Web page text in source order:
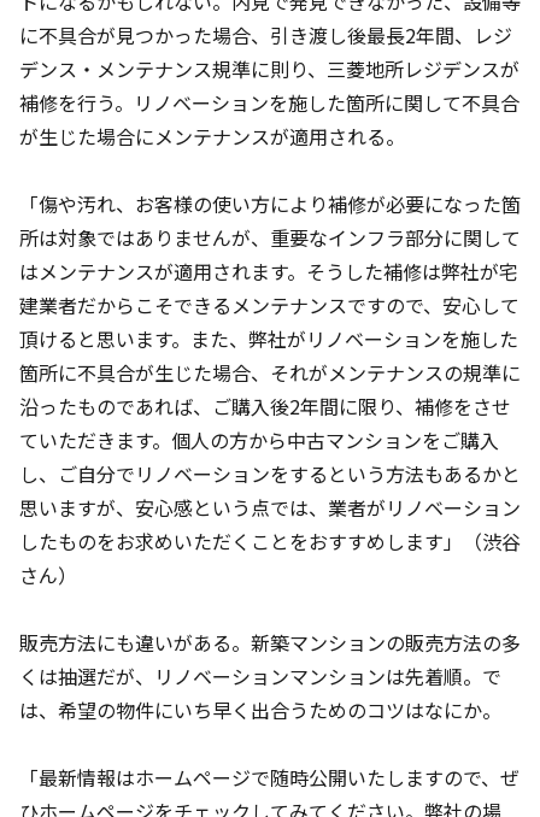
に不具合が見つかった場合、引き渡し後最長2年間、レジ
デンス・メンテナンス規準に則り、三菱地所レジデンスが
補修を行う。リノベーションを施した箇所に関して不具合
が生じた場合にメンテナンスが適用される。
「傷や汚れ、お客様の使い方により補修が必要になった箇
所は対象ではありませんが、重要なインフラ部分に関して
はメンテナンスが適用されます。そうした補修は弊社が宅
建業者だからこそできるメンテナンスですので、安心して
頂けると思います。また、弊社がリノベーションを施した
箇所に不具合が生じた場合、それがメンテナンスの規準に
沿ったものであれば、ご購入後2年間に限り、補修をさせ
ていただきます。個人の方から中古マンションをご購入
し、ご自分でリノベーションをするという方法もあるかと
思いますが、安心感という点では、業者がリノベーション
したものをお求めいただくことをおすすめします」（渋谷
さん）
販売方法にも違いがある。新築マンションの販売方法の多
くは抽選だが、リノベーションマンションは先着順。で
は、希望の物件にいち早く出合うためのコツはなにか。
「最新情報はホームページで随時公開いたしますので、ぜ
ひホームページをチェックしてみてください。弊社の場